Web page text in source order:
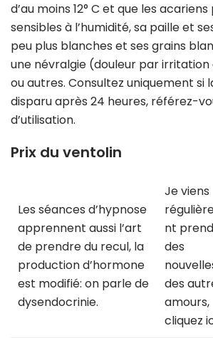
d’au moins 12° C et que les
sensibles à l’humidité, sa paille et
peu plus blanches et ses grains
une névralgie (douleur par irritation
ou autres. Consultez uniquement si
disparu après 24 heures, référez-
d’utilisation.
Prix du ventolin
Les séances d’hypnose
apprennent aussi l’art
de prendre du recul, la
production d’hormone
est modifié: on parle de
dysendocrinie.
Je viens
nt
des
des
amours,
cliquez